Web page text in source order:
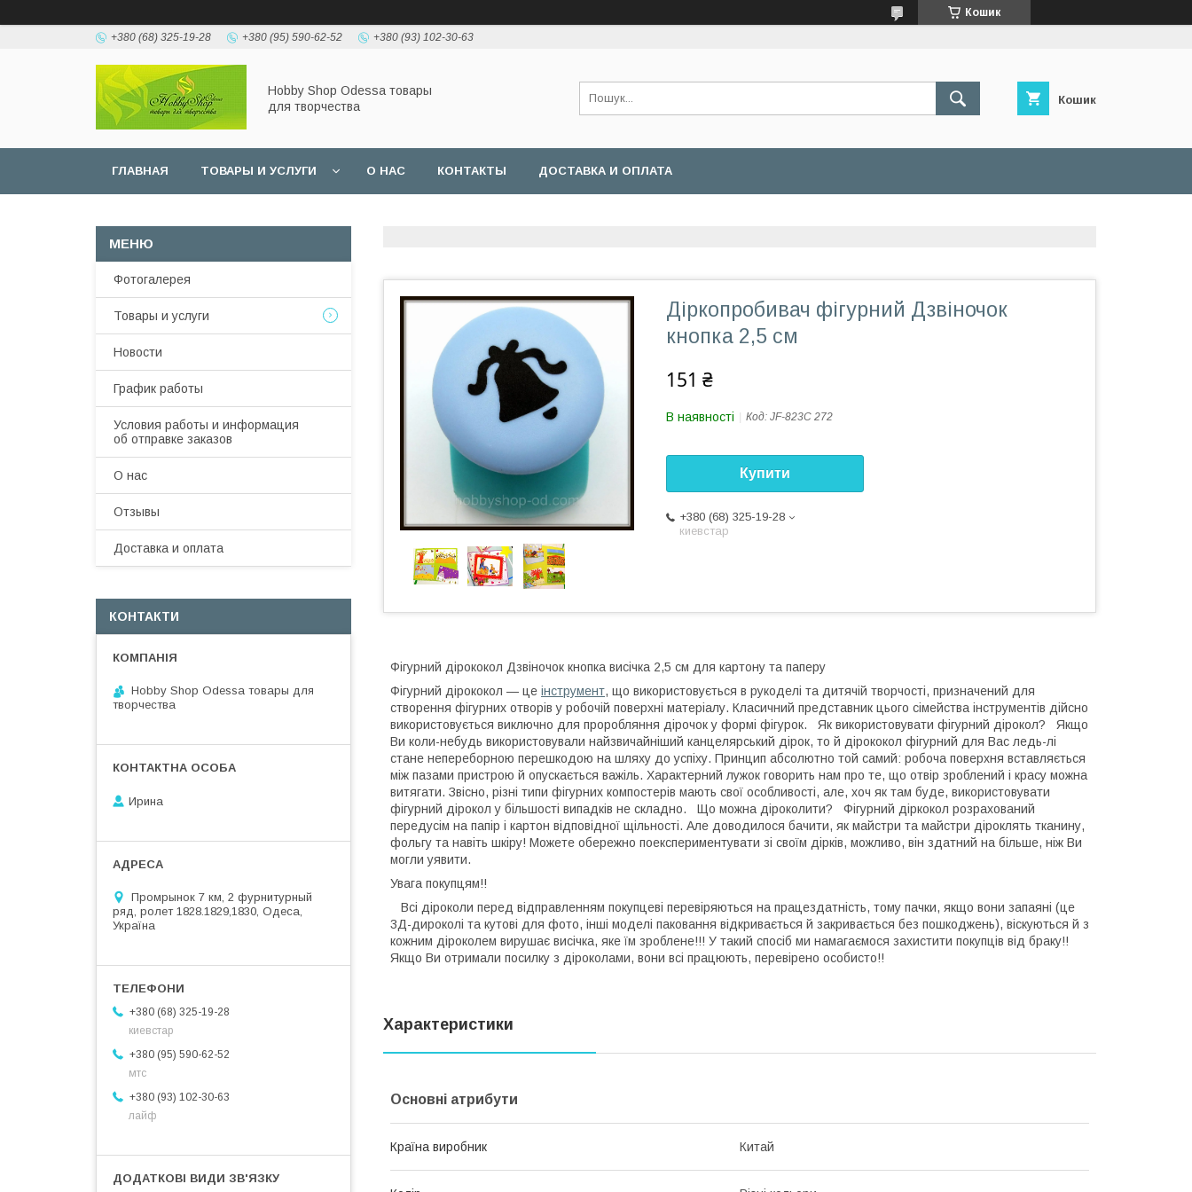
Кошик
+380 (68) 325-19-28 +380 (95) 590-62-52 +380 (93) 102-30-63
Hobbу Shop Odessa товары
для творчества
Кошик
ГЛАВНАЯ ТОВАРЫ И УСЛУГИ О НАС КОНТАКТЫ ДОСТАВКА И ОПЛАТА
Діркопробивач фігурний Дзвіночок
кнопка 2,5 см
151 ₴
В наявності Код: JF-823C 272
Купити
+380 (68) 325-19-28
киевстар
Фігурний дірококол Дзвіночок кнопка висічка 2,5 см для картону та паперу
Фігурний дірококол — це інструмент, що використовується в рукоделі та дитячій творчості, призначений для
створення фігурних отворів у робочій поверхні матеріалу. Класичний представник цього сімейства інструментів дійсно
використовується виключно для проробляння дірочок у формі фігурок. Як використовувати фігурний дірокол? Якщо
Ви коли-небудь використовували найзвичайніший канцелярський дірок, то й дірококол фігурний для Вас ледь-лі
стане непереборною перешкодою на шляху до успіху. Принцип абсолютно той самий: робоча поверхня вставляється
між пазами пристрою й опускається важіль. Характерний лужок говорить нам про те, що отвір зроблений і красу можна
витягати. Звісно, різні типи фігурних компостерів мають свої особливості, але, хоч як там буде, використовувати
фігурний дірокол у більшості випадків не складно. Що можна діроколити? Фігурний діркокол розрахований
передусім на папір і картон відповідної щільності. Але доводилося бачити, як майстри та майстри діроклять тканину,
фольгу та навіть шкіру! Можете обережно поекспериментувати зі своїм дірків, можливо, він здатний на більше, ніж Ви
могли уявити.
Увага покупцям!!
Всі діроколи перед відправленням покупцеві перевіряються на працездатність, тому пачки, якщо вони запаяні (це
3Д-дироколі та кутові для фото, інші моделі паковання відкривається й закривається без пошкоджень), віскуються й з
кожним діроколем вирушає висічка, яке їм зроблене!!! У такий спосіб ми намагаємося захистити покупців від браку!!
Якщо Ви отримали посилку з діроколами, вони всі працюють, перевірено особисто!!
Характеристики
Основні атрибути
Країна виробник Китай
Фотогалерея
Товары и услуги
Новости
График работы
Условия работы и информация
об отправке заказов
О нас
Отзывы
Доставка и оплата
КОНТАКТИ
Hobby Shop Odessa товары для
творчества
Ирина
Промрынок 7 км, 2 фурнитурный
ряд, ролет 1828.1829,1830, Одеса,
Україна
+380 (68) 325-19-28
киевстар
+380 (95) 590-62-52
мтс
+380 (93) 102-30-63
лайф